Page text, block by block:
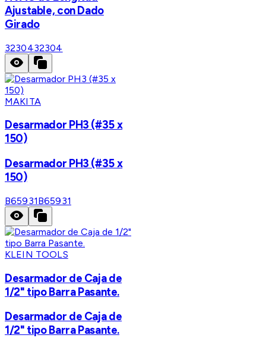
Ajustable, con Dado
Girado
3230432304
MAKITA
Desarmador PH3 (#35 x
150)
Desarmador PH3 (#35 x
150)
B65931B65931
KLEIN TOOLS
Desarmador de Caja de
1/2" tipo Barra Pasante.
Desarmador de Caja de
1/2" tipo Barra Pasante.